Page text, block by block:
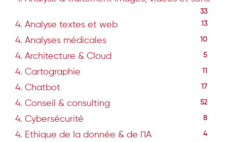
33
4. Analyse textes et web 13
4. Analyses médicales 10
4. Architecture & Cloud 5
4. Cartographie
4. Chatbot 17
4. Conseil & consulting 52
4. Cybersécurité 8
4. Ethique de la donnée & de l'IA 4